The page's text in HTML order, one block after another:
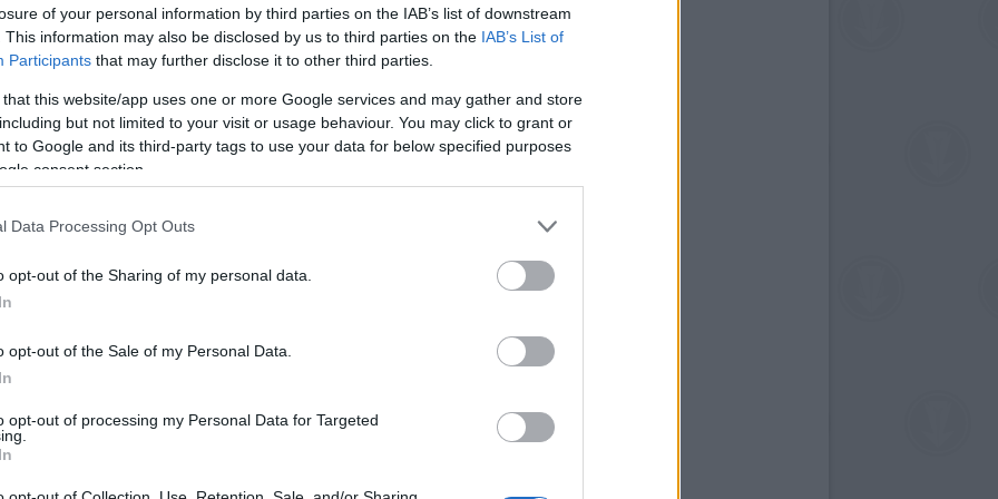
of your personal information by third parties on the IAB’s list of downstream
This information may also be disclosed by us to third parties on the IAB’s List of
Participants that may further disclose it to other third parties.
that this website/app uses one or more Google services and may gather and store
but not limited to your visit or usage behaviour. You may click to grant or
to Google and its third-party tags to use your data for below specified purposes
consent section.
Data Processing Opt Outs
opt-out of the Sharing of my personal data.
opt-out of the Sale of my Personal Data.
opt-out of processing my Personal Data for Targeted
az albumon, de nem hiszem, hogy én vagyok,
Jim Morrisonnal! Biztos vagyok benne: soha, de
Nem tudom, hogy honnan indult el ez a hír!”